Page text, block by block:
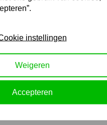
wordt gebruiksklaar geleverd.
wordt ten allen tijde beschermd
niet alleen eenvoudig maar ook
uitvoering met een dubbel
instellingen
Weigeren
Accepteren